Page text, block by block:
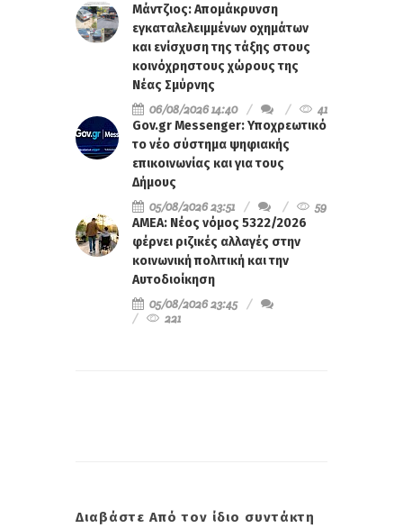
Μάντζιος: Απομάκρυνση
εγκαταλελειμμένων οχημάτων
και ενίσχυση της τάξης στους
κοινόχρηστους χώρους της
Νέας Σμύρνης
06/08/2026 14:40
41
Gov.gr Messenger: Υποχρεωτικό
το νέο σύστημα ψηφιακής
επικοινωνίας και για τους
Δήμους
05/08/2026 23:51
59
ΑΜΕΑ: Νέος νόμος 5322/2026
φέρνει ριζικές αλλαγές στην
κοινωνική πολιτική και την
Αυτοδιοίκηση
05/08/2026 23:45
221
Διαβάστε Από τον ίδιο συντάκτη